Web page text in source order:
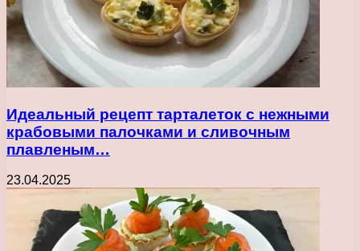
Идеальный рецепт тарталеток с нежными
крабовыми палочками и сливочным
плавленым…
23.04.2025